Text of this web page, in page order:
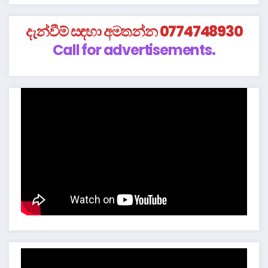
දැන්වීම් සඳහා අමතන්න 0774748930
Call for advertisements.